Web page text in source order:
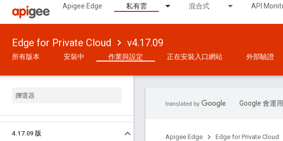
Apigee Edge 私有雲 混合式 API
Edge for Private Cloud v4.17.09
所有版本 安裝中 作業與設定 正在安裝入口網站 外部驗證
4.17.09 版
Google 會運
Apigee Edge Edge for Private Cloud